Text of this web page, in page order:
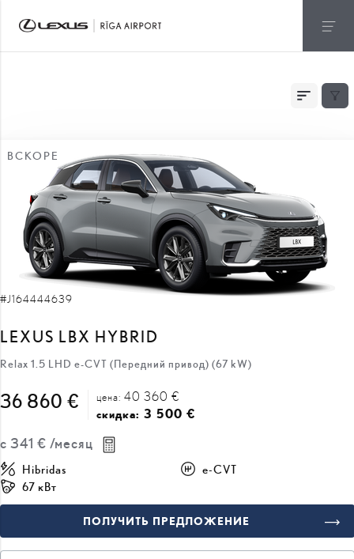
ВСКОРЕ
#J164444639
LEXUS LBX HYBRID
Relax 1.5 LHD e-CVT (Передний привод) (67 kW)
36 860 € цена: 40 360 €
скидка: 3 500 €
с 341 € /месяц
Hibridas
e-CVT
67 кВт
ПОЛУЧИТЬ ПРЕДЛОЖЕНИЕ